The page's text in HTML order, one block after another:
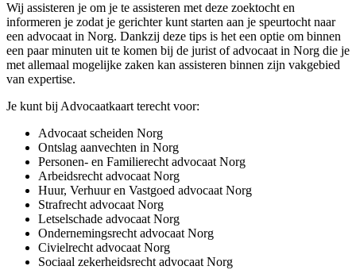
Wij assisteren je om je te assisteren met deze zoektocht en
informeren je zodat je gerichter kunt starten aan je speurtocht naar
een advocaat in Norg. Dankzij deze tips is het een optie om binnen
een paar minuten uit te komen bij de jurist of advocaat in Norg die je
met allemaal mogelijke zaken kan assisteren binnen zijn vakgebied
van expertise.
Je kunt bij Advocaatkaart terecht voor:
Advocaat scheiden Norg
Ontslag aanvechten in Norg
Personen- en Familierecht advocaat Norg
Arbeidsrecht advocaat Norg
Huur, Verhuur en Vastgoed advocaat Norg
Strafrecht advocaat Norg
Letselschade advocaat Norg
Ondernemingsrecht advocaat Norg
Civielrecht advocaat Norg
Sociaal zekerheidsrecht advocaat Norg